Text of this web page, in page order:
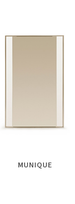
MUNIQUE